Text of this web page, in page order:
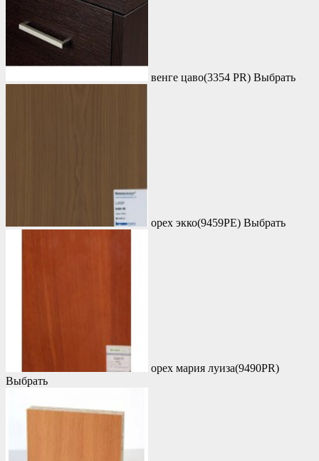
венге цаво(3354 PR) Выбрать
орех экко(9459PE) Выбрать
орех мария луиза(9490PR)
Выбрать